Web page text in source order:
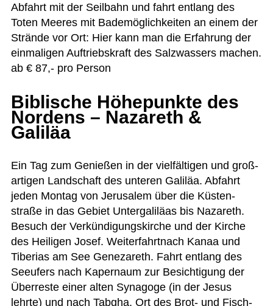
Abfahrt mit der Seil­bahn und fahrt ent­lang des
Toten Mee­res mit Bade­mög­lich­kei­ten an einem der
Strände vor Ort: Hier kann man die Erfah­rung der
ein­ma­li­gen Auf­triebs­kraft des Salz­was­sers machen.
ab € 87,- pro Person
Biblische Höhepunkte des
Nordens – Nazareth &
Galiläa
Ein Tag zum Genie­ßen in der viel­fäl­ti­gen und groß­
ar­ti­gen Land­schaft des unte­ren Gali­läa. Abfahrt
jeden Mon­tag von Jeru­sa­lem über die Küs­ten­
straße in das Gebiet Unter­ga­li­läas bis Naza­reth.
Besuch der Ver­kün­di­gungs­kir­che und der Kir­che
des Hei­li­gen Josef. Wei­ter­fahrt­nach Kanaa und
Tibe­rias am See Gene­za­reth. Fahrt ent­lang des
See­ufers nach Kaper­naum zur Besich­ti­gung der
Über­reste einer alten Syn­agoge (in der Jesus
lehrte) und nach Tabgha, Ort des Brot- und Fisch­